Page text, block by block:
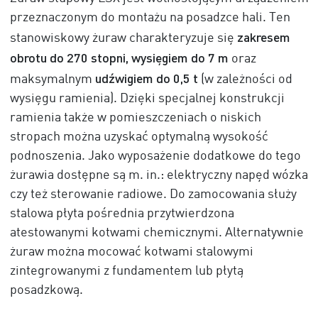
przeznaczonym do montażu na posadzce hali. Ten
stanowiskowy żuraw charakteryzuje się zakresem
obrotu do 270 stopni, wysięgiem do 7 m oraz
maksymalnym udźwigiem do 0,5 t (w zależności od
wysięgu ramienia). Dzięki specjalnej konstrukcji
ramienia także w pomieszczeniach o niskich
stropach można uzyskać optymalną wysokość
podnoszenia. Jako wyposażenie dodatkowe do tego
żurawia dostępne są m. in.: elektryczny napęd wózka
czy też sterowanie radiowe. Do zamocowania służy
stalowa płyta pośrednia przytwierdzona
atestowanymi kotwami chemicznymi. Alternatywnie
żuraw można mocować kotwami stalowymi
zintegrowanymi z fundamentem lub płytą
posadzkową.